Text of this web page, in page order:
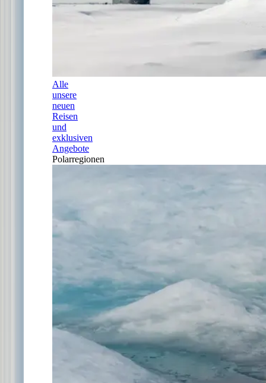
Alle
unsere
neuen
Reisen
und
exklusiven
Angebote
Polarregionen